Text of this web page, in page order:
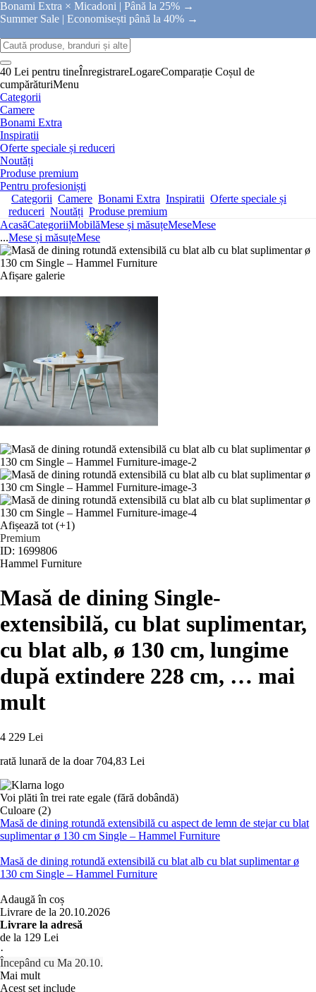
Bonami Extra × Micadoni | Până la 25% →
Summer Sale | Economisești până la 40% →
40 Lei pentru tineÎnregistrareLogareComparație Coșul de
cumpărăturiMenu
Categorii
Camere
Bonami Extra
Inspiratii
Oferte speciale și reduceri
Noutăți
Produse premium
Pentru profesioniști
Categorii Camere Bonami Extra Inspiratii Oferte speciale și
reduceri Noutăți Produse premium
AcasăCategoriiMobilăMese și măsuțeMeseMese
...Mese și măsuțeMese
Afișare galerie
Afișează tot (+1)
Premium
ID: 1699806
Hammel Furniture
Masă de dining Single-
extensibilă, cu blat suplimentar,
cu blat alb, ø 130 cm, lungime
după extindere 228 cm, … mai
mult
4 229 Lei
rată lunară de la doar 704,83 Lei
Voi plăti în trei rate egale (fără dobândă)
Culoare (2)
Masă de dining rotundă extensibilă cu aspect de lemn de stejar cu blat
suplimentar ø 130 cm Single – Hammel Furniture
Masă de dining rotundă extensibilă cu blat alb cu blat suplimentar ø
130 cm Single – Hammel Furniture
Adaugă în coș
Livrare de la 20.10.2026
Livrare la adresă
de la 129 Lei
·
Începând cu Ma 20.10.
Mai mult
Acest set include